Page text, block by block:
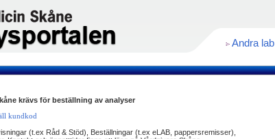
Andra lab
krävs för beställning av analyser
kundkod
(t.ex Råd & Stöd), Beställningar (t.ex eLAB, pappersremisser),